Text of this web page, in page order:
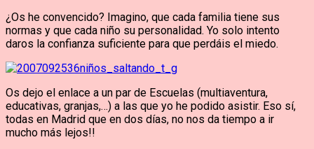
¿Os he convencido? Imagino, que cada familia tiene sus
normas y que cada niño su personalidad. Yo solo intento
daros la confianza suficiente para que perdáis el miedo.
Os dejo el enlace a un par de Escuelas (multiaventura,
educativas, granjas,…) a las que yo he podido asistir. Eso sí,
todas en Madrid que en dos días, no nos da tiempo a ir
mucho más lejos!!